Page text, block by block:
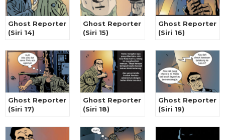
Ghost Reporter
(Siri 14)
Ghost Reporter
(Siri 15)
Ghost Reporter
(Siri 16)
Ghost Reporter
(Siri 17)
Ghost Reporter
(Siri 18)
Ghost Reporter
(Siri 19)